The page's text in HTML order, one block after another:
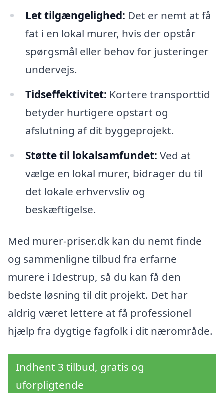
Let tilgængelighed: Det er nemt at få
fat i en lokal murer, hvis der opstår
spørgsmål eller behov for justeringer
undervejs.
Tidseffektivitet: Kortere transporttid
betyder hurtigere opstart og
afslutning af dit byggeprojekt.
Støtte til lokalsamfundet: Ved at
vælge en lokal murer, bidrager du til
det lokale erhvervsliv og
beskæftigelse.
Med murer-priser.dk kan du nemt finde
og sammenligne tilbud fra erfarne
murere i Idestrup, så du kan få den
bedste løsning til dit projekt. Det har
aldrig været lettere at få professionel
hjælp fra dygtige fagfolk i dit nærområde.
Indhent 3 tilbud, gratis og
uforpligtende